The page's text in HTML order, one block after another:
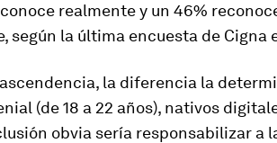
realmente y un 46%
según la última encuesta de Cigna
la diferencia la
(de 18 a 22 años), nativos
obvia sería responsabilizar a